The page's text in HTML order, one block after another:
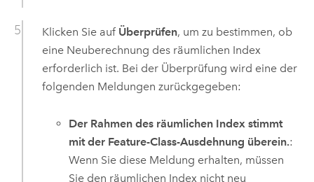
Klicken Sie auf Überprüfen, um zu bestimmen, ob
eine Neuberechnung des räumlichen Index
erforderlich ist. Bei der Überprüfung wird eine der
folgenden Meldungen zurückgegeben:
Der Rahmen des räumlichen Index stimmt
mit der Feature-Class-Ausdehnung überein.:
Wenn Sie diese Meldung erhalten, müssen
Sie den räumlichen Index nicht neu